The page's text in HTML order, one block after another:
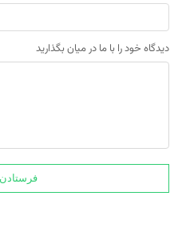
دیدگاه خود را با ما در میان بگذارید